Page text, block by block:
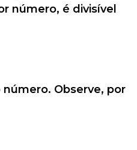
número, é divisível
Observe, por